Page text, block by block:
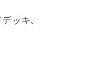
ッキ、